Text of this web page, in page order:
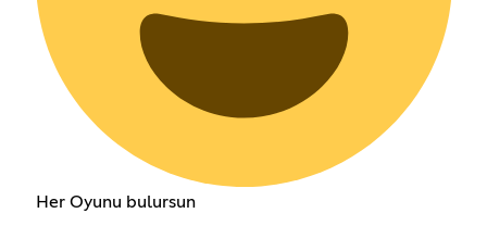
Her Oyunu bulursun